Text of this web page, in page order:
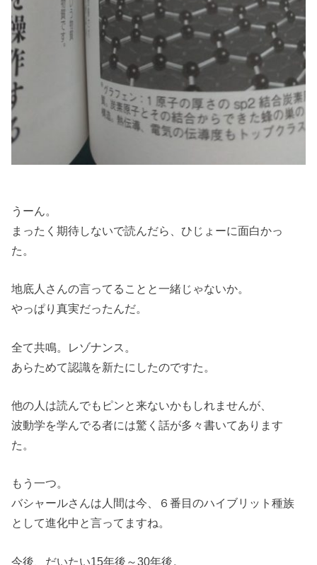
うーん。
まったく期待しないで読んだら、ひじょーに面白かっ
た。
地底人さんの言ってることと一緒じゃないか。
やっぱり真実だったんだ。
全て共鳴。レゾナンス。
あらためて認識を新たにしたのですた。
他の人は読んでもピンと来ないかもしれませんが、
波動学を学んでる者には驚く話が多々書いてあります
た。
もう一つ。
バシャールさんは人間は今、６番目のハイブリット種族
として進化中と言ってますね。
今後、だいたい15年後～30年後。